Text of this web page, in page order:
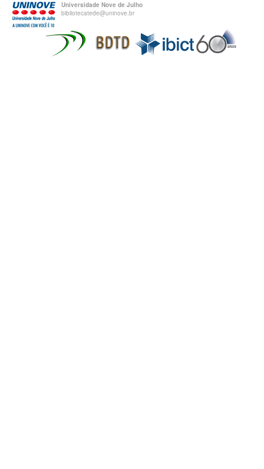
Universidade Nove de Julho
bibliotecatede@uninove.br